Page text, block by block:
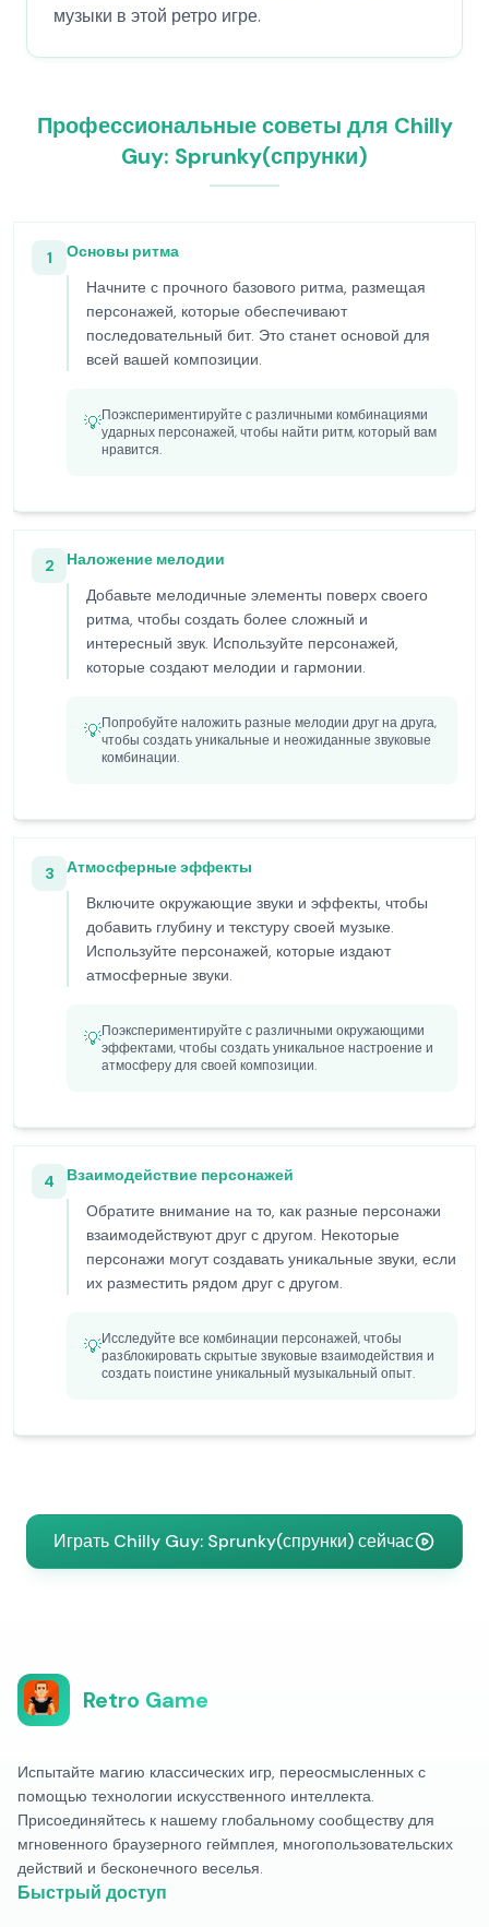
музыки в этой ретро игре.
Профессиональные советы для Chilly
Guy: Sprunky(спрунки)
1
Основы ритма
Начните с прочного базового ритма, размещая
персонажей, которые обеспечивают
последовательный бит. Это станет основой для
всей вашей композиции.
💡Поэкспериментируйте с различными комбинациями
ударных персонажей, чтобы найти ритм, который вам
нравится.
2
Наложение мелодии
Добавьте мелодичные элементы поверх своего
ритма, чтобы создать более сложный и
интересный звук. Используйте персонажей,
которые создают мелодии и гармонии.
💡Попробуйте наложить разные мелодии друг на друга,
чтобы создать уникальные и неожиданные звуковые
комбинации.
3
Атмосферные эффекты
Включите окружающие звуки и эффекты, чтобы
добавить глубину и текстуру своей музыке.
Используйте персонажей, которые издают
атмосферные звуки.
💡Поэкспериментируйте с различными окружающими
эффектами, чтобы создать уникальное настроение и
атмосферу для своей композиции.
4
Взаимодействие персонажей
Обратите внимание на то, как разные персонажи
взаимодействуют друг с другом. Некоторые
персонажи могут создавать уникальные звуки, если
их разместить рядом друг с другом.
💡Исследуйте все комбинации персонажей, чтобы
разблокировать скрытые звуковые взаимодействия и
создать поистине уникальный музыкальный опыт.
Играть Chilly Guy: Sprunky(спрунки) сейчас
Retro Game
Испытайте магию классических игр, переосмысленных с
помощью технологии искусственного интеллекта.
Присоединяйтесь к нашему глобальному сообществу для
мгновенного браузерного геймплея, многопользовательских
действий и бесконечного веселья.
Быстрый доступ